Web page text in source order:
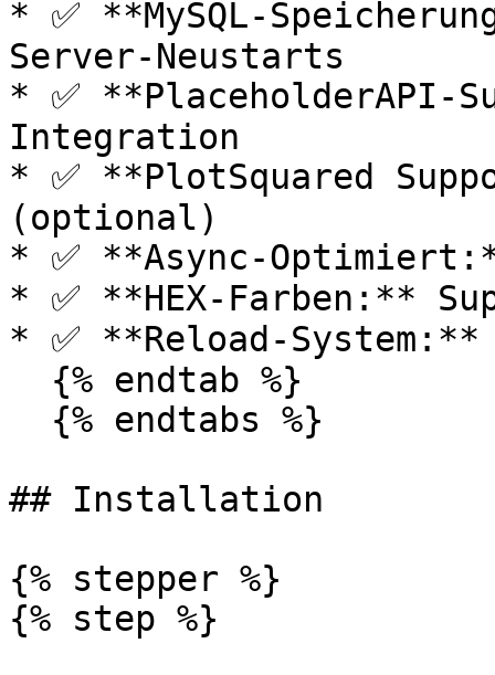
* ✅ **MySQL-
Server-Neustarts
* ✅ **PlaceholderAPI-
Integration
* ✅ **PlotSquared
(optional)
* ✅ **Async-
* ✅ **HEX-Farben:**
* ✅ **Reload-
## Installation
{% stepper %}
{% step %}